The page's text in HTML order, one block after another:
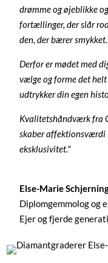
drømme og øjeblikke
fortællinger, der slår
den, der bærer smykket.
Derfor er mødet med
vælge og forme det
udtrykker din egen
Kvalitetshåndværk fra
skaber affektionsværdi
eksklusivitet."
Else-Marie
Diplomgemmolog og
Ejer og fjerde